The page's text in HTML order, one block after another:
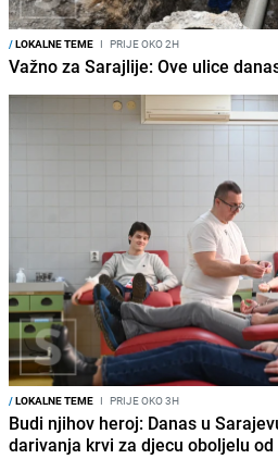
/LOKALNE TEME I PRIJE OKO 2H
Važno za Sarajlije: Ove ulice
/LOKALNE TEME I PRIJE OKO 3H
Budi njihov heroj: Danas u
darivanja krvi za djecu oboljelu od